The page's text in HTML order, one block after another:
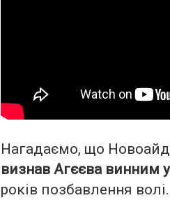
Нагадаємо, що
визнав Агєєва винним
років позбавлення волі.